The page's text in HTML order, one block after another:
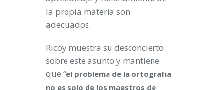
la propia materia son
adecuados.
Ricoy muestra su desconcierto
sobre este asunto y mantiene
que “el problema de la ortografía
no es solo de los maestros de